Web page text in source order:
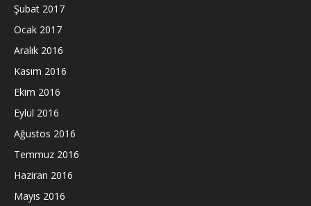
Şubat 2017
Ocak 2017
Aralık 2016
Kasım 2016
Ekim 2016
Eylül 2016
Ağustos 2016
Temmuz 2016
Haziran 2016
Mayıs 2016